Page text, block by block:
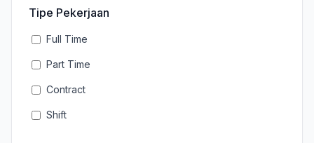
Tipe Pekerjaan
Full Time
Part Time
Contract
Shift